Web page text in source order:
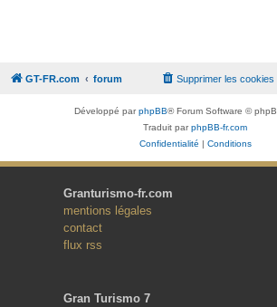
GT-FR.com forum Supprimer les cookies
Développé parphpBB® Forum Software ©
Traduit parphpBB-fr.com
Confidentialité | Conditions
Granturismo-fr.com
mentions légales
contact
flux rss
Gran Turismo 7